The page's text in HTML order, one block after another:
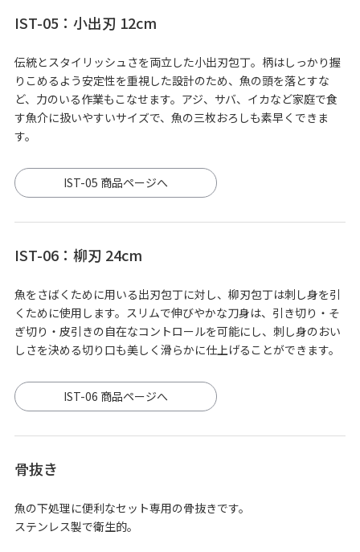
IST-05：小出刃 12cm
伝統とスタイリッシュさを両立した小出刃包丁。柄はしっかり握
りこめるよう安定性を重視した設計のため、魚の頭を落とすな
ど、力のいる作業もこなせます。アジ、サバ、イカなど家庭で食
す魚介に扱いやすいサイズで、魚の三枚おろしも素早くできま
す。
IST-05 商品ページへ
IST-06：柳刃 24cm
魚をさばくために用いる出刃包丁に対し、柳刃包丁は刺し身を引
くために使用します。スリムで伸びやかな刀身は、引き切り・そ
ぎ切り・皮引きの自在なコントロールを可能にし、刺し身のおい
しさを決める切り口も美しく滑らかに仕上げることができます。
IST-06 商品ページへ
骨抜き
魚の下処理に便利なセット専用の骨抜きです。
ステンレス製で衛生的。